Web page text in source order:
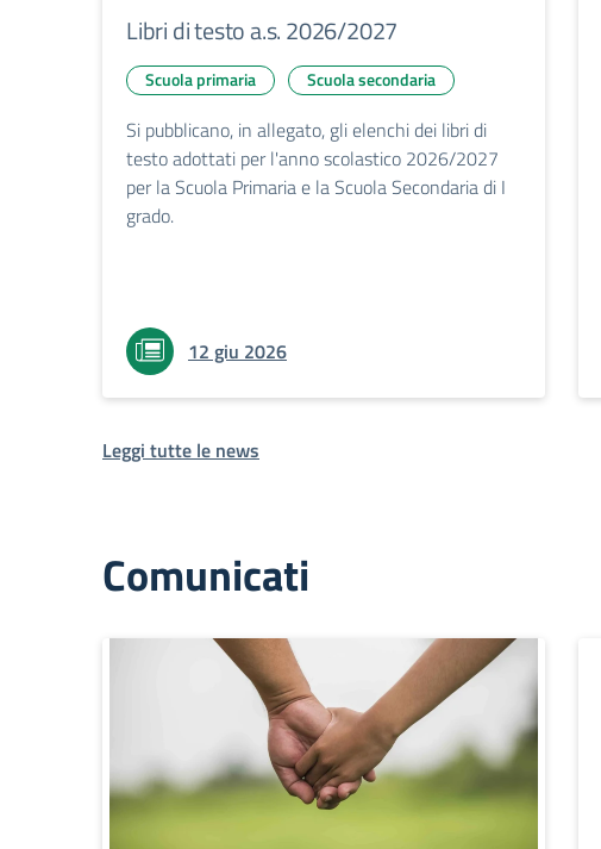
Libri di testo a.s. 2026/2027
Scuola primaria Scuola secondaria
Si pubblicano, in allegato, gli elenchi dei libri di
testo adottati per l'anno scolastico 2026/2027
per la Scuola Primaria e la Scuola Secondaria di I
grado.
12 giu 2026
Leggi tutte le news
Comunicati